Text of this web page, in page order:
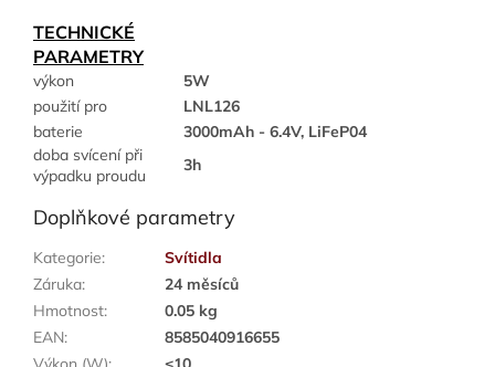
TECHNICKÉ
PARAMETRY
výkon
5W
použití pro
LNL126
baterie
3000mAh - 6.4V, LiFeP04
doba svícení při
výpadku proudu
3h
Doplňkové parametry
Kategorie:
Svítidla
Záruka:
24 měsíců
Hmotnost:
0.05 kg
EAN:
8585040916655